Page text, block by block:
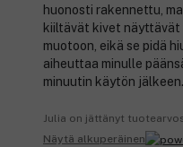
huonosti rakennettu,
kiiltävät kivet näyttävät
muotoon, eikä se pidä
aiheuttaa minulle
minuutin käytön
Julia on jättänyt
Näytä alkuperäinen